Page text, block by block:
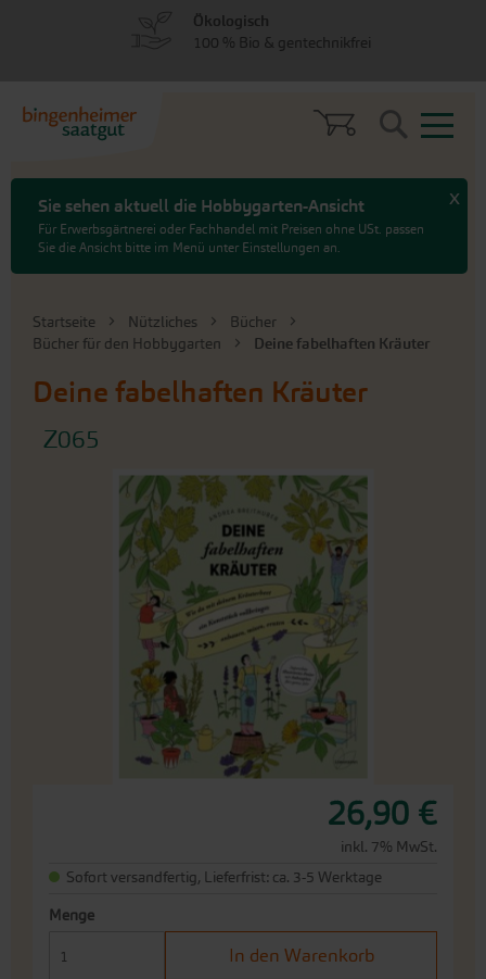
Sie sehen aktuell die Hobbygarten-Ansicht
Für Erwerbsgärtnerei oder Fachhandel mit Preisen ohne USt. passen
Sie die Ansicht bitte im Menü unter Einstellungen an.
x
Search
Startseite Nützliches
Bücher
Bücher für den Hobbygarten
Deine fabelhaften Kräuter
Deine fabelhaften Kräuter
Z065
26,90 €
inkl. 7% MwSt.
Sofort versandfertig, Lieferfrist: ca. 3-5 Werktage
Menge
In den Warenkorb
Bildergalerie
Ökologisch
100 % Bio & gentechnikfrei